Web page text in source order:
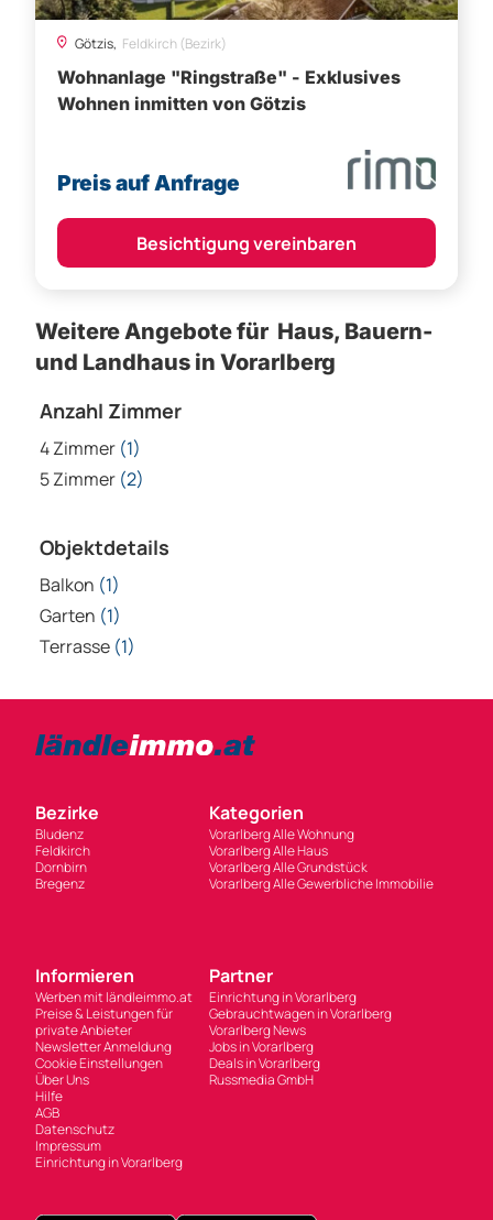
Götzis, Feldkirch (Bezirk)
Wohnanlage "Ringstraße" - Exklusives
Wohnen inmitten von Götzis
Preis auf Anfrage
Besichtigung vereinbaren
Weitere Angebote für Haus, Bauern-
und Landhaus in Vorarlberg
Anzahl Zimmer
4 Zimmer (1)
5 Zimmer (2)
Objektdetails
Balkon (1)
Garten (1)
Terrasse (1)
Bezirke
Bludenz
Feldkirch
Dornbirn
Bregenz
Kategorien
Vorarlberg Alle Wohnung
Vorarlberg Alle Haus
Vorarlberg Alle Grundstück
Vorarlberg Alle Gewerbliche Immobilie
Informieren
Werben mit ländleimmo.at
Preise & Leistungen für
private Anbieter
Newsletter Anmeldung
Cookie Einstellungen
Über Uns
Hilfe
AGB
Datenschutz
Impressum
Einrichtung in Vorarlberg
Partner
Einrichtung in Vorarlberg
Gebrauchtwagen in Vorarlberg
Vorarlberg News
Jobs in Vorarlberg
Deals in Vorarlberg
Russmedia GmbH